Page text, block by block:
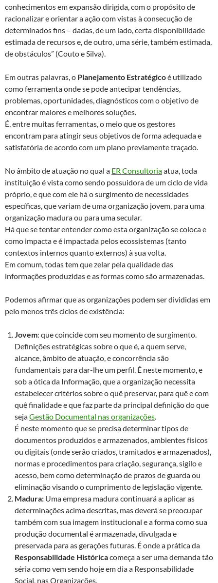
conhecimentos em expansão dirigida, com o propósito de
racionalizar e orientar a ação com vistas à consecução de
determinados fins – dadas, de um lado, certa disponibilidade
estimada de recursos e, de outro, uma série, também estimada,
de obstáculos” (Couto e Silva).
Em outras palavras, o Planejamento Estratégicoé utilizado
como ferramenta onde se pode antecipar tendências,
problemas, oportunidades, diagnósticos com o objetivo de
encontrar maiores e melhores soluções.
É, entre muitas ferramentas, o meio que os gestores
encontram para atingir seus objetivos de forma adequada e
satisfatória de acordo com um plano previamente traçado.
No âmbito de atuação no qual a ER Consultoriaatua, toda
instituição é vista como sendo possuidora de um ciclo de vida
próprio, e que com ele há o surgimento de necessidades
específicas, que variam de uma organização jovem, para uma
organização madura ou para uma secular.
Há que se tentar entender como esta organização se coloca e
como impacta e é impactada pelos ecossistemas (tanto
contextos internos quanto externos) à sua volta.
Em comum, todas tem que zelar pela qualidade das
informações produzidas e as formas como são armazenadas.
Podemos afirmar que as organizações podem ser divididas em
pelo menos três ciclos de existência:
Jovem: que coincide com seu momento de surgimento.
Definições estratégicas sobre o que é, a quem serve,
alcance, âmbito de atuação, e concorrência são
fundamentais para dar-lhe um perfil. É neste momento, e
sob a ótica da Informação, que a organização necessita
estabelecer critérios sobre o quê preservar, para quê e com
quê finalidade e que faz parte da principal definição do que
sejaGestão Documental nas organizações
É neste momento que se precisa determinar tipos de
documentos produzidos e armazenados, ambientes físicos
ou digitais (onde serão criados, tramitados e armazenados),
normas e procedimentos para criação, segurança, sigilo e
acesso, bem como determinação de prazos de guarda ou
eliminação visando o cumprimento de legislação vigente.
Madura: Uma empresa madura continuará a aplicar as
determinações acima descritas, mas deverá se preocupar
também com sua imagem institucional e a forma como sua
produção documental é armazenada, divulgada e
preservada para as gerações futuras. É onde a prática da
Responsabilidade Históricacomeça a ser uma demanda tão
séria como vem sendo hoje em dia a Responsabilidade
Social, nas Organizações.